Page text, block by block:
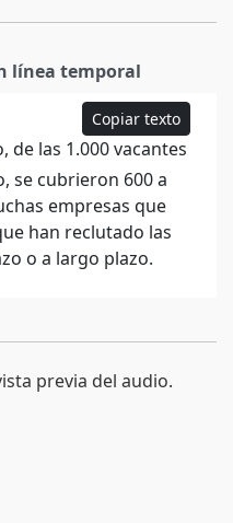
línea temporal
Copiar texto
de las 1.000 vacantes
se cubrieron 600 a
empresas que
han reclutado las
o a largo plazo.